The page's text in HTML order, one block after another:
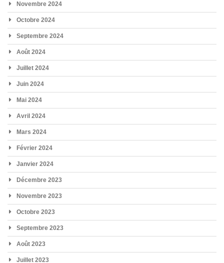
Novembre 2024
Octobre 2024
Septembre 2024
Août 2024
Juillet 2024
Juin 2024
Mai 2024
Avril 2024
Mars 2024
Février 2024
Janvier 2024
Décembre 2023
Novembre 2023
Octobre 2023
Septembre 2023
Août 2023
Juillet 2023